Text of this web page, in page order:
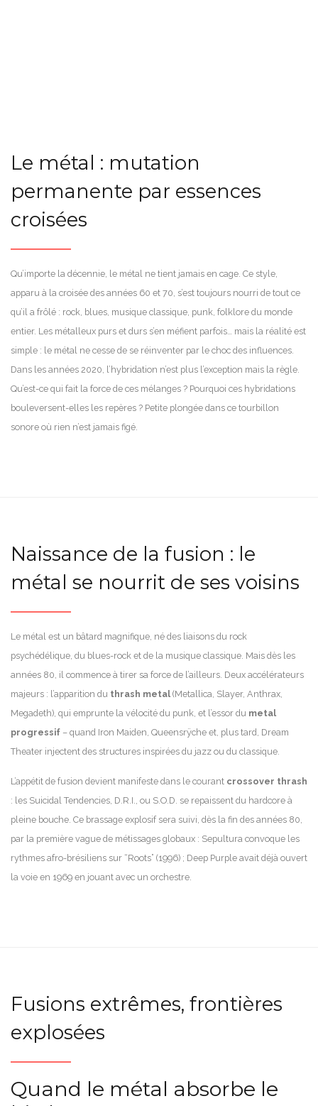
Le métal : mutation
permanente par essences
croisées
Qu’importe la décennie, le métal ne tient jamais en cage. Ce style,
apparu à la croisée des années 60 et 70, s’est toujours nourri de tout ce
qu’il a frôlé : rock, blues, musique classique, punk, folklore du monde
entier. Les métalleux purs et durs s’en méfient parfois… mais la réalité est
simple : le métal ne cesse de se réinventer par le choc des influences.
Dans les années 2020, l’hybridation n’est plus l’exception mais la règle.
Qu’est-ce qui fait la force de ces mélanges ? Pourquoi ces hybridations
bouleversent-elles les repères ? Petite plongée dans ce tourbillon
sonore où rien n’est jamais figé.
Naissance de la fusion : le
métal se nourrit de ses voisins
Le métal est un bâtard magnifique, né des liaisons du rock
psychédélique, du blues-rock et de la musique classique. Mais dès les
années 80, il commence à tirer sa force de l’ailleurs. Deux accélérateurs
majeurs : l’apparition du thrash metal (Metallica, Slayer, Anthrax,
Megadeth), qui emprunte la vélocité du punk, et l’essor du metal
progressif – quand Iron Maiden, Queensrÿche et, plus tard, Dream
Theater injectent des structures inspirées du jazz ou du classique.
L’appétit de fusion devient manifeste dans le courant crossover thrash
: les Suicidal Tendencies, D.R.I., ou S.O.D. se repaissent du hardcore à
pleine bouche. Ce brassage explosif sera suivi, dès la fin des années 80,
par la première vague de métissages globaux : Sepultura convoque les
rythmes afro-brésiliens sur “Roots” (1996) ; Deep Purple avait déjà ouvert
la voie en 1969 en jouant avec un orchestre.
Fusions extrêmes, frontières
explosées
Quand le métal absorbe le